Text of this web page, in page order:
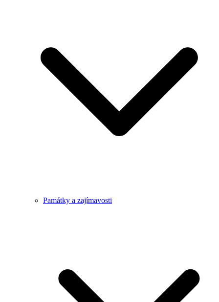
Památky a zajímavosti